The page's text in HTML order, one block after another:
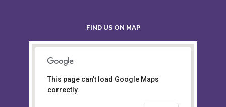
FIND US ON MAP
Board of Intermediate &
Secondary Education, Alampur,
This page can't load Google Maps
correctly.